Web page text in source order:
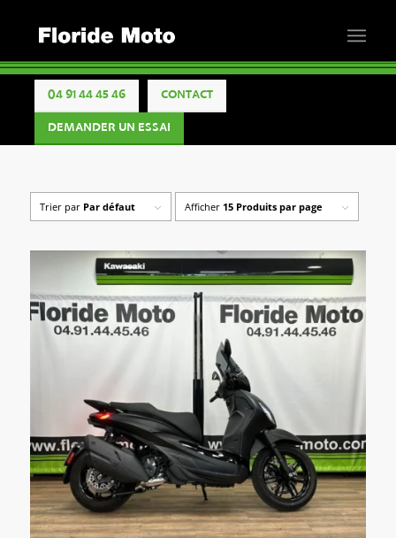
04 91 44 45 46 CONTACT
DEMANDER UN ESSAI
Trier par Par défaut Afficher 15 Produits par page